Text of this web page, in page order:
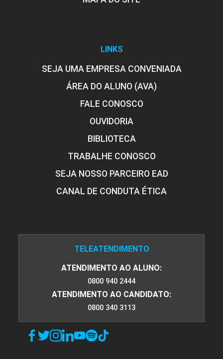
Especializado e os Desafios para a
com Deficiência, no Currículo Geral
10h
A Tecnologia Assistiva e suas
Características, Recursos e Contexto
10h
LINKS
SEJA UMA EMPRESA CONVENIADA
ÁREA DO ALUNO (AVA)
FALE CONOSCO
OUVIDORIA
BIBLIOTECA
TRABALHE CONOSCO
SEJA NOSSO PARCEIRO EAD
CANAL DE CONDUTA ÉTICA
TELEATENDIMENTO
ATENDIMENTO AO ALUNO:
0800 940 2444
ATENDIMENTO AO CANDIDATO:
0800 340 3113